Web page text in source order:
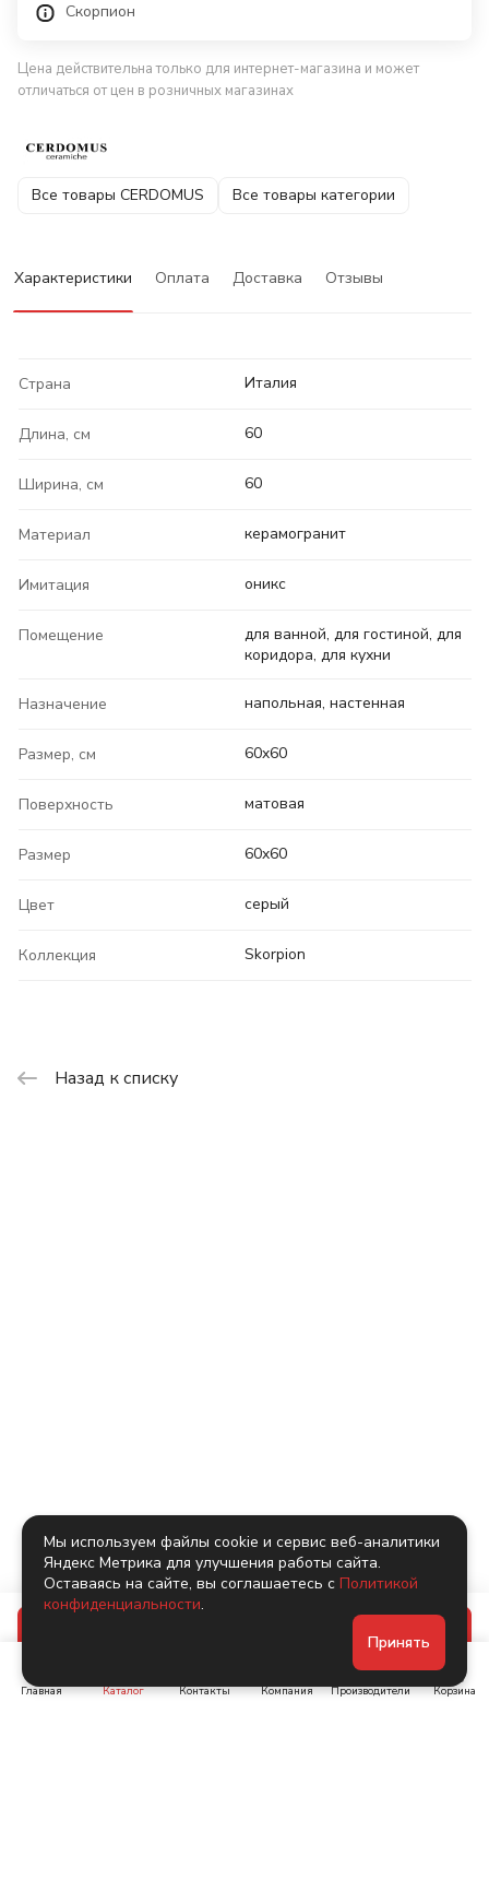
Скорпион
Цена действительна только для интернет-магазина и может
отличаться от цен в розничных магазинах
Все товары CERDOMUS Все товары категории
Характеристики Оплата Доставка Отзывы
Страна Италия
Длина, см 60
Ширина, см 60
Материал керамогранит
Имитация оникс
Помещение
для ванной, для гостиной, для
коридора, для кухни
Назначение напольная, настенная
Размер, см 60x60
Поверхность матовая
Размер 60x60
Цвет серый
Коллекция Skorpion
Назад к списку
Главная Каталог Контакты Компания Производители Корзина
Мы используем файлы cookie и сервис веб-аналитики
Яндекс Метрика для улучшения работы сайта.
Оставаясь на сайте, вы соглашаетесь с Политикой
конфиденциальности.
Принять